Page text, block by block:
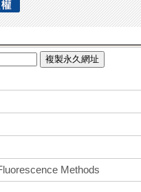
複製永久網址
Methods